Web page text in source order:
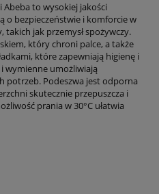
to wysokiej jakości
o bezpieczeństwie i komforcie w
jak przemysł spożywczy.
który chroni palce, a także
które zapewniają higienę i
wymienne umożliwiają
potrzeb. Podeszwa jest odporna
skutecznie przepuszcza i
prania w 30°C ułatwia